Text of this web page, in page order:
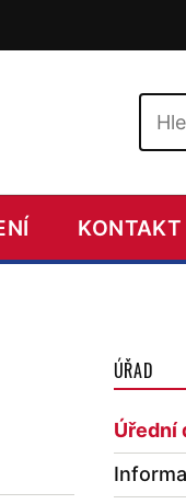
KONTAKT
ÚŘAD
Úřední